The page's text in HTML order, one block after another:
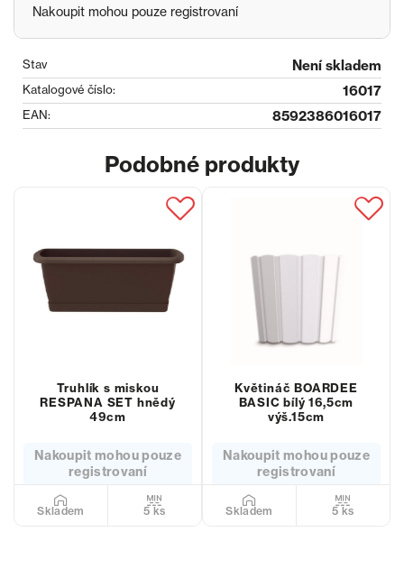
Nakoupit mohou pouze registrovaní
Stav Není skladem
Katalogové číslo: 16017
EAN: 8592386016017
Podobné produkty
Truhlík s miskou
RESPANA SET hnědý
49cm
Nakoupit mohou pouze
registrovaní
Skladem 5 ks
Květináč BOARDEE
BASIC bílý 16,5cm
výš.15cm
Nakoupit mohou pouze
registrovaní
Skladem 5 ks